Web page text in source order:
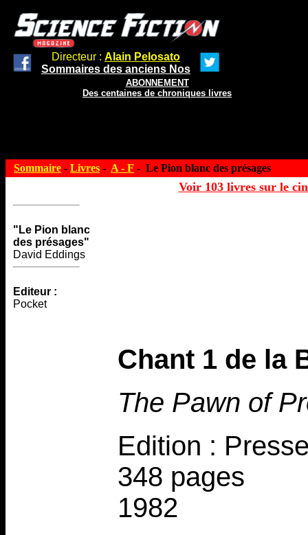
Directeur : Alain Pelosato
Sommaires des anciens Nos
ABONNEMENT
Des centaines de chroniques livres
Sommaire - Livres - A - F - Le Pion blanc des présages
Voir 103 livres sur le
"Le Pion blanc
des présages"
David Eddings
Editeur :
Pocket
Chant 1 de la
The Pawn of
Edition :
348 pages
1982